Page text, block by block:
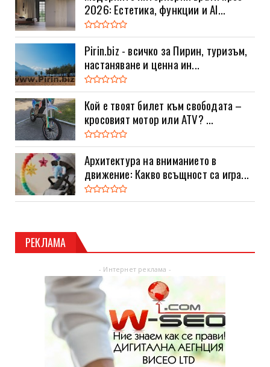
2026: Естетика, функции и AI...
Pirin.biz - всичко за Пирин, туризъм,
настаняване и ценна ин...
Кой е твоят билет към свободата –
кросовият мотор или ATV? ...
Архитектура на вниманието в
движение: Какво всъщност са игра...
РЕКЛАМА
- Интернет реклама -